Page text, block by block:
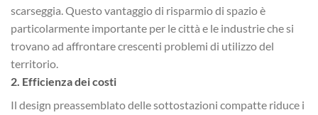
scarseggia. Questo vantaggio di risparmio di spazio è
particolarmente importante per le città e le industrie che si
trovano ad affrontare crescenti problemi di utilizzo del
territorio.
2. Efficienza dei costi
Il design preassemblato delle sottostazioni compatte riduce i